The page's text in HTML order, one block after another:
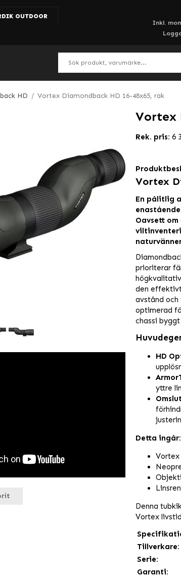
OUTDOOR
HD / Vortex Diamondback HD 16-48x65, rak
Vortex
Rek. pris: 6
Vortex
En pålitlig
Oavsett
prioriterar
den
avstånd
optimerad
chassi
HD
yttre
Detta ingår:
Vortex
Denna
Vortex
Tillverkare:
Serie:
Garanti: